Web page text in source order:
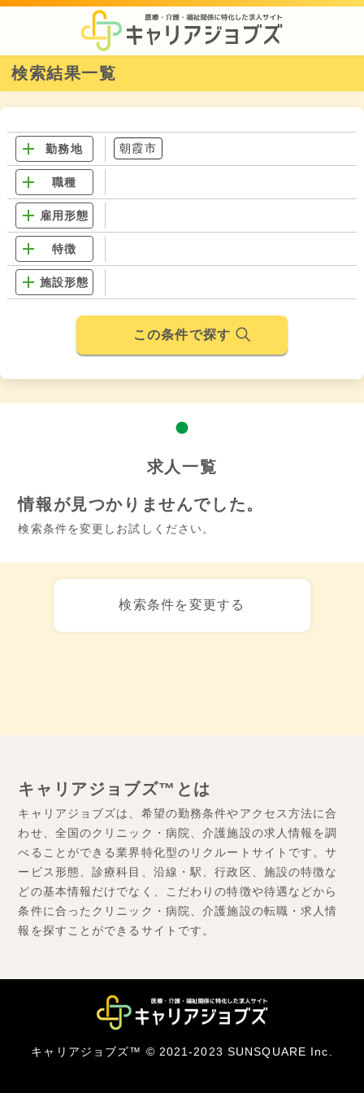
検索結果一覧
勤務地 朝霞市
職種
雇用形態
特徴
施設形態
この条件で探す
求人一覧
情報が見つかりませんでした。
検索条件を変更しお試しください。
検索条件を変更する
キャリアジョブズ™とは
キャリアジョブズは、希望の勤務条件やアクセス方法に合
わせ、全国のクリニック・病院、介護施設の求人情報を調
べることができる業界特化型のリクルートサイトです。サ
ービス形態、診療科目、沿線・駅、行政区、施設の特徴な
どの基本情報だけでなく、こだわりの特徴や待遇などから
条件に合ったクリニック・病院、介護施設の転職・求人情
報を探すことができるサイトです。
キャリアジョブズ™ © 2021-2023 SUNSQUARE Inc.